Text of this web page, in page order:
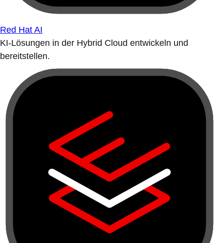
Red Hat AI
KI-Lösungen in der Hybrid Cloud entwickeln und
bereitstellen.